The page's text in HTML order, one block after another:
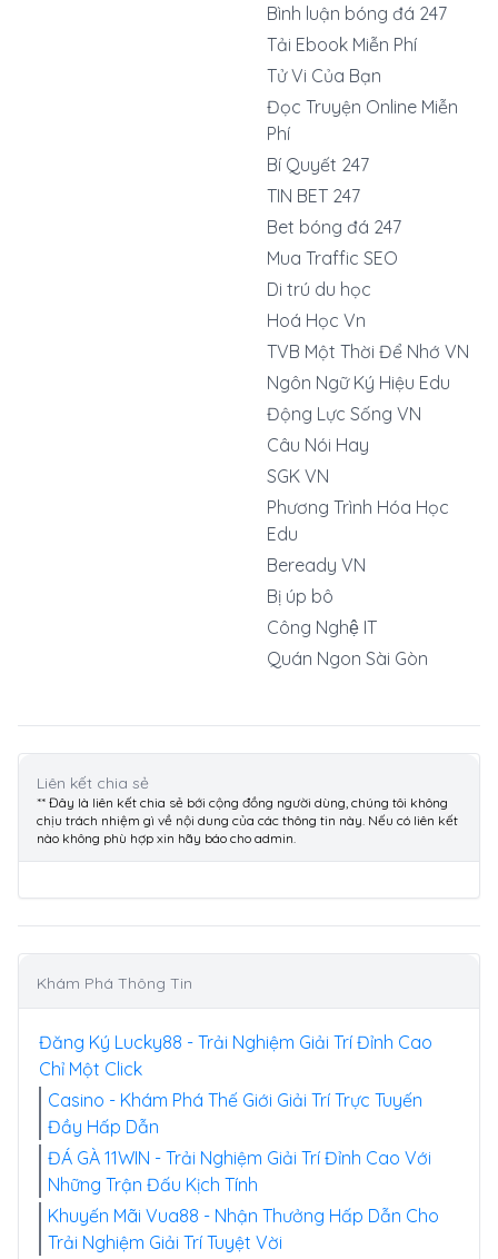
Bình luận bóng đá 247
Tải Ebook Miễn Phí
Tử Vi Của Bạn
Đọc Truyện Online Miễn
Phí
Bí Quyết 247
TIN BET 247
Bet bóng đá 247
Mua Traffic SEO
Di trú du học
Hoá Học Vn
TVB Một Thời Để Nhớ VN
Ngôn Ngữ Ký Hiệu Edu
Động Lực Sống VN
Câu Nói Hay
SGK VN
Phương Trình Hóa Học
Edu
Beready VN
Bị úp bô
Công Nghệ IT
Quán Ngon Sài Gòn
Liên kết chia sẻ
** Đây là liên kết chia sẻ bới cộng đồng người dùng, chúng tôi không
chịu trách nhiệm gì về nội dung của các thông tin này. Nếu có liên kết
nào không phù hợp xin hãy báo cho admin.
Khám Phá Thông Tin
Đăng Ký Lucky88 - Trải Nghiệm Giải Trí Đỉnh Cao
Chỉ Một Click
Casino - Khám Phá Thế Giới Giải Trí Trực Tuyến
Đầy Hấp Dẫn
ĐÁ GÀ 11WIN - Trải Nghiệm Giải Trí Đỉnh Cao Với
Những Trận Đấu Kịch Tính
Khuyến Mãi Vua88 - Nhận Thưởng Hấp Dẫn Cho
Trải Nghiệm Giải Trí Tuyệt Vời